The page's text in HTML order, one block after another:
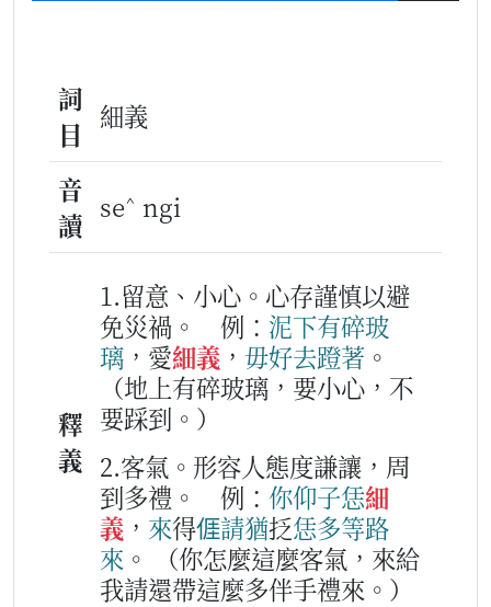
詞
目
細義
音
讀
se^ ngi
釋
義
1.留意、小心。心存謹慎以避
免災禍。
例： 泥下有碎玻
璃 ，愛細義 ， 毋好去蹬著 。
（地上有碎玻璃，要小心，不
要踩到。）
2.客氣。形容人態度謙讓，周
到多禮。
例： 你仰子恁細
義 ， 來得𠊎請猶抸恁多等路
來 。
（你怎麼這麼客氣，來給
我請還帶這麼多伴手禮來。）